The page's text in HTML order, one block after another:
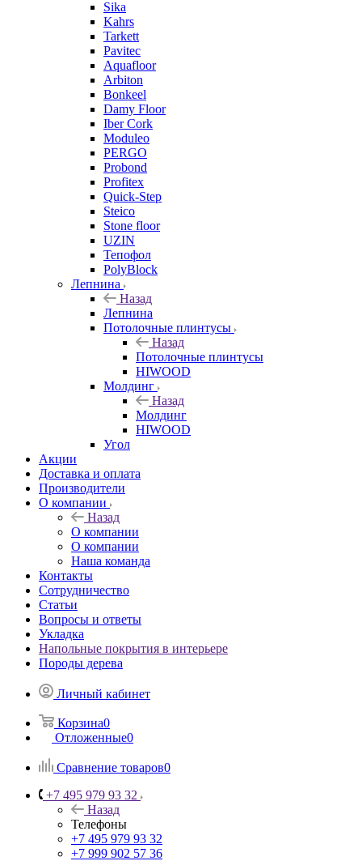
Sika
Kahrs
Tarkett
Pavitec
Aquafloor
Arbiton
Bonkeel
Damy Floor
Iber Cork
Moduleo
PERGO
Probond
Profitex
Quick-Step
Steico
Stone floor
UZIN
Тепофол
PolyBlock
Лепнина
Назад
Лепнина
Потолочные плинтусы
Назад
Потолочные плинтусы
HIWOOD
Молдинг
Назад
Молдинг
HIWOOD
Угол
Акции
Доставка и оплата
Производители
О компании
Назад
О компании
О компании
Наша команда
Контакты
Сотрудничество
Статьи
Вопросы и ответы
Укладка
Напольные покрытия в интерьере
Породы дерева
Личный кабинет
Корзина0
Отложенные0
Сравнение товаров0
+7 495 979 93 32
Назад
Телефоны
+7 495 979 93 32
+7 999 902 57 36